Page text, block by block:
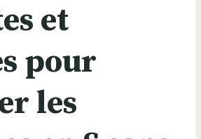
et
pour
les